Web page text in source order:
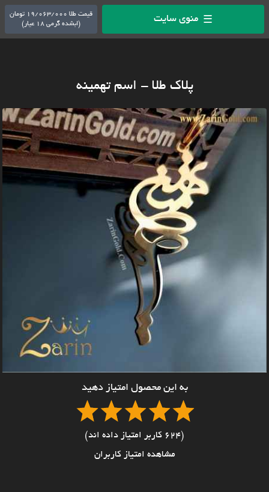
☰ منوی سایت
قیمت طلا 19/063/000 تومان
(ابشده گرمی 18 عیار)
پلاک طلا - اسم تهمینه
به این محصول امتیاز دهید
(624 کاربر امتیاز داده اند)
مشاهده امتیاز کاربران